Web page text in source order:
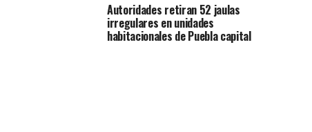
Autoridades retiran 52 jaulas
irregulares en unidades
habitacionales de Puebla capital